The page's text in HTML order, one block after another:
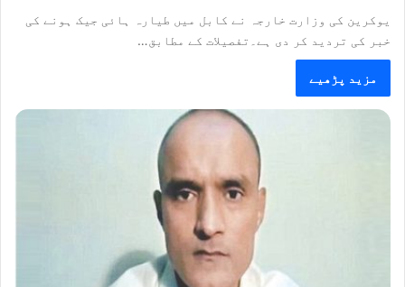
یوکرین کی وزارت خارجہ نے کابل میں طیارہ ہائی جیک ہونے کی
خبر کی تردید کر دی ہے۔تفصیلات کے مطابق…
مزید پڑھیے